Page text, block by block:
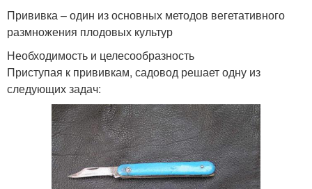
Прививка – один из основных методов вегетативного
размножения плодовых культур
Необходимость и целесообразность
Приступая к прививкам, садовод решает одну из
следующих задач: